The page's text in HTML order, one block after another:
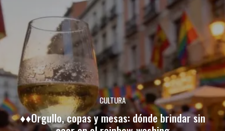
CULTURA
♦♦Orgullo, copas y mesas: dónde brindar sin